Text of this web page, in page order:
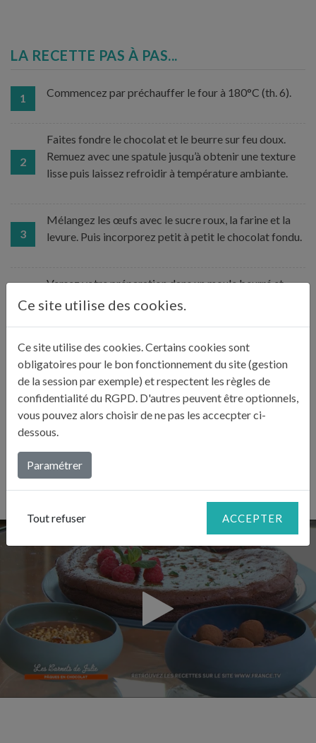
LA RECETTE PAS À PAS...
1 Commencez par préchauffer le four à 180°C (th. 6).
2
Faites fondre le chocolat et le beurre sur feu doux.
Remuez avec une spatule jusqu’à obtenir une texture
lisse puis laissez refroidir à température ambiante.
3
Mélangez les œufs avec le sucre roux, la farine et la
levure. Puis incorporez petit à petit le chocolat fondu.
4
Versez votre préparation dans un moule beurré et
étalez bien jusqu’aux bords. Enfournez à 180°C
LE CONSEIL DE JULIE
«N’hésitez pas à tamiser la farine et la levure pour éviter les
Ce site utilise des cookies.
Ce site utilise des cookies. Certains cookies sont
obligatoires pour le bon fonctionnement du site (gestion
de la session par exemple) et respectent les règles de
confidentialité du RGPD. D'autres peuvent être optionnels,
vous pouvez alors choisir de ne pas les accecpter ci-
dessous.
Paramétrer
Tout refuser ACCEPTER